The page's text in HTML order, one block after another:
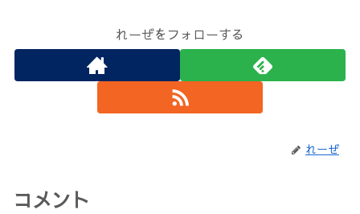
れーぜをフォローする
れーぜ
コメント